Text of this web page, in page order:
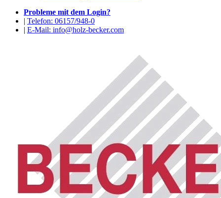
Probleme mit dem Login?
| Telefon: 06157/948-0
| E-Mail: info@holz-becker.com